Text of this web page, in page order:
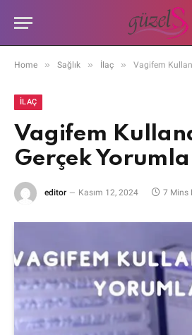
Home » Sağlık » İlaç » Vagifem
İLAÇ
Vagifem
Gerçek
editor Kasım 12, 2024 7 Mins